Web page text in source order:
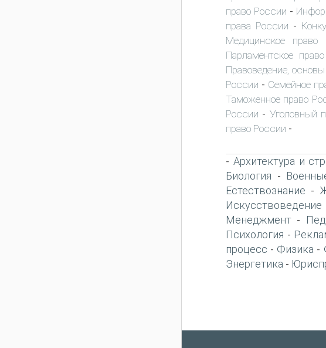
право России -
права России -
Медицинское право
Парламентское
Правоведение,
России - Семейное
Таможенное право
России - Уголовный
право России -
- Архитектура и
Биология -
Естествознание -
Искусствоведение
Менеджмент -
Психология -
процесс - Физика -
Энергетика -